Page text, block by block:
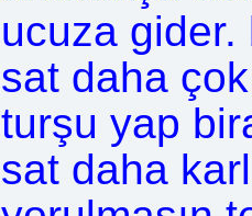
ucuza
sat daha
turşu yap
sat daha